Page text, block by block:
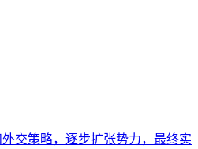
交策略，逐步扩张势力，最终实